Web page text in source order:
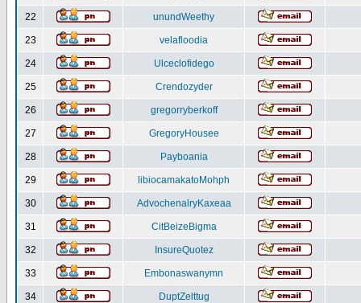
22 unundWeethy
23 velafloodia
24 Ulceclofidego
25 Crendozyder
26 gregorryberkoff
27 GregoryHousee
28 Payboania
29 libiocamakatoMohph
30 AdvochenalryKaxeaa
31 CitBeizeBigma
32 InsureQuotez
33 Embonaswanymn
34 DuptZelttug